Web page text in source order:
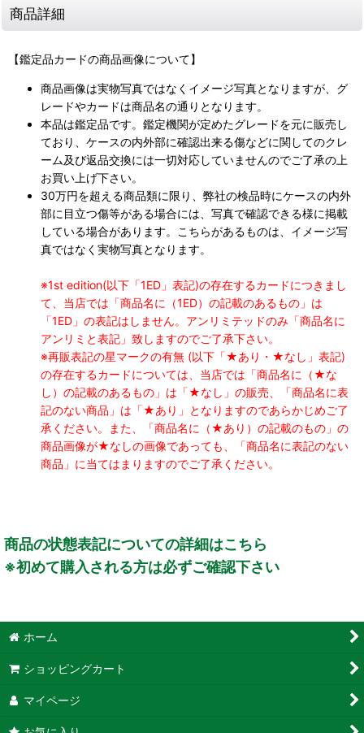
商品詳細
【鑑定品カードの商品画像について】
商品画像は実物写真ではなくイメージ写真となりますが、グ
レードやカードは商品名の通りとなります。
本品は鑑定品です。鑑定機関が定めたグレードを元に販売し
ており、ケースの内外部に確認出来る傷などに関してのクレ
ーム及び返品交換には一切対応していませんのでご了承の上
お買い上げ下さい。
30万円を超える商品類に限り、弊社の検品時にケースの内外
部に目立つ傷等がある場合には、写真で確認できる様に掲載
している場合があります。こちらがあるものは、イメージ写
真ではなく実物写真となります。
※1st edition(以下「1ED」表記)の存在するカードにつきまし
て、当店では「商品名に（1ED）の記載のあるもの」は
「1ED」の表記はしません。アンリミテッドのみ「商品名に
アンリミと表記」致しますのでご了承下さい。
※再販表記の星マークの有無 (以下「★あり・★なし」表記)
の存在するカードについては、当店では「商品名に（★な
し）の記載のあるもの」は「★なし」の販売、「商品名に表
記のない商品」は「★あり」となりますのであらかじめご了
承ください。また、「商品名に（★あり）の記載のもの」の
商品画像が★なしの画像であっても、「商品名に表記のない
商品」に当てはまりますのでご了承ください。
商品の状態表記についての詳細はこちら
※初めて購入される方は必ずご確認下さい
ホーム
ショッピングカート
マイページ